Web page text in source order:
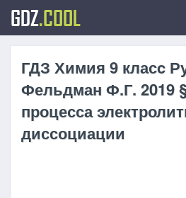
GDZ.COOL
ГДЗ Химия 9 класc
Фельдман Ф.Г. 2019
процесса
диссоциации